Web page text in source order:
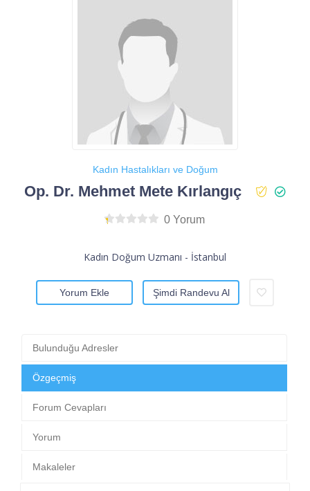
Kadın Hastalıkları ve Doğum
Op. Dr. Mehmet Mete Kırlangıç
0 Yorum
Kadın Doğum Uzmanı - İstanbul
Yorum Ekle Şimdi Randevu Al
Bulunduğu Adresler
Özgeçmiş
Forum Cevapları
Yorum
Makaleler